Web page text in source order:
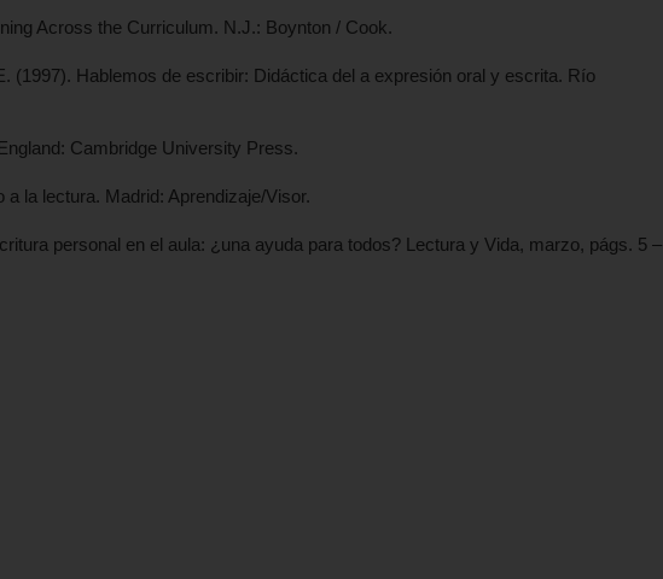
Across the Curriculum. N.J.: Boynton / Cook.
(1997). Hablemos de escribir: Didáctica del a expresión oral y escrita. Río
Cambridge University Press.
a la lectura. Madrid: Aprendizaje/Visor.
personal en el aula: ¿una ayuda para todos? Lectura y Vida, marzo, págs. 5 –